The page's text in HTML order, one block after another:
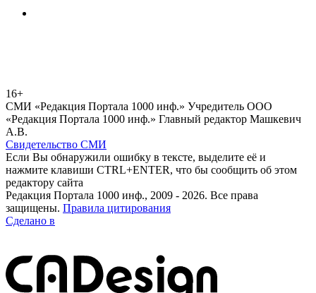
16+
СМИ «Редакция Портала 1000 инф.» Учредитель ООО
«Редакция Портала 1000 инф.» Главный редактор Машкевич
А.В.
Свидетельство СМИ
Если Вы обнаружили ошибку в тексте, выделите её и
нажмите клавиши CTRL+ENTER, что бы сообщить об этом
редактору сайта
Редакция Портала 1000 инф., 2009 - 2026. Все права
защищены. Правила цитирования
Сделано в